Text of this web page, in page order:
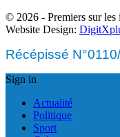
© 2026 - Premiers sur
Website Design:
Récépissé
Sign in
Actualité
Politique
Sport